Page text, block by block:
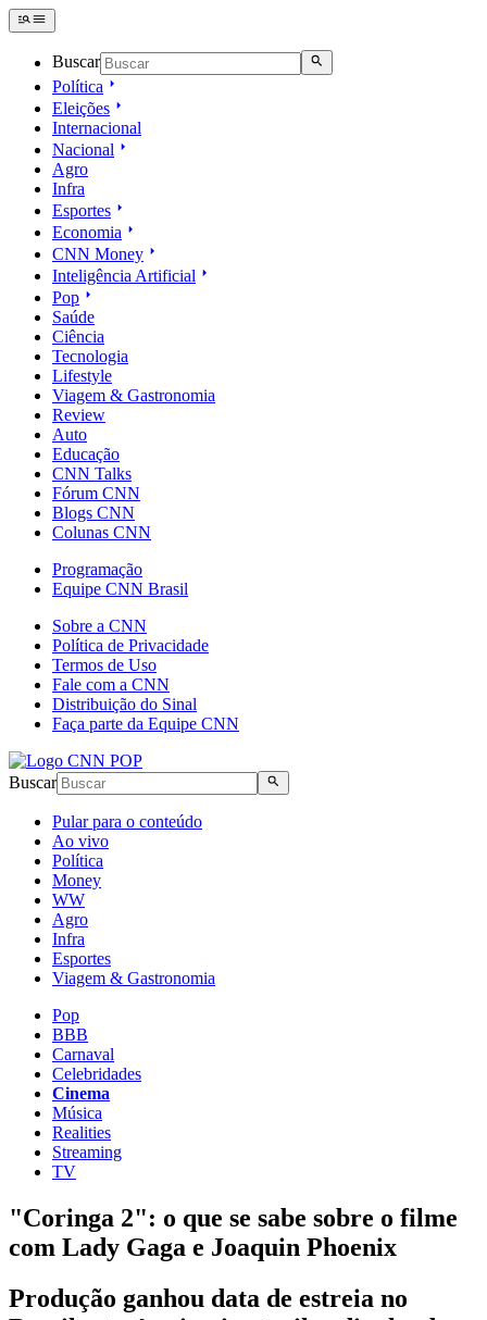
Buscar
Política
Eleições
Internacional
Nacional
Agro
Infra
Esportes
Economia
CNN Money
Inteligência Artificial
Pop
Saúde
Ciência
Tecnologia
Lifestyle
Viagem & Gastronomia
Review
Auto
Educação
CNN Talks
Fórum CNN
Blogs CNN
Colunas CNN
Programação
Equipe CNN Brasil
Sobre a CNN
Política de Privacidade
Termos de Uso
Fale com a CNN
Distribuição do Sinal
Faça parte da Equipe CNN
Buscar
Pular para o conteúdo
Ao vivo
Política
Money
WW
Agro
Infra
Esportes
Viagem & Gastronomia
Pop
BBB
Carnaval
Celebridades
Cinema
Música
Realities
Streaming
TV
"Coringa 2": o que se sabe sobre o filme
com Lady Gaga e Joaquin Phoenix
Produção ganhou data de estreia no